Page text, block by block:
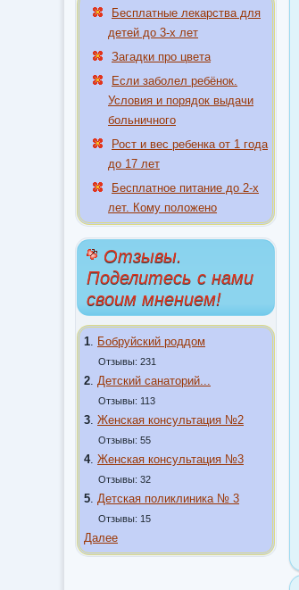
Бесплатные лекарства для
детей до 3-х лет
Загадки про цвета
Если заболел ребёнок.
Условия и порядок выдачи
больничного
Рост и вес ребенка от 1 года
до 17 лет
Бесплатное питание до 2-х
лет. Кому положено
Отзывы.
Поделитесь с нами
своим мнением!
1 Бобруйский роддом
Отзывы: 231
2 Детский санаторий...
Отзывы: 113
3 Женская консультация №2
Отзывы: 55
4. Женская консультация №3
Отзывы: 32
5 Детская поликлиника № 3
Отзывы: 15
Далее